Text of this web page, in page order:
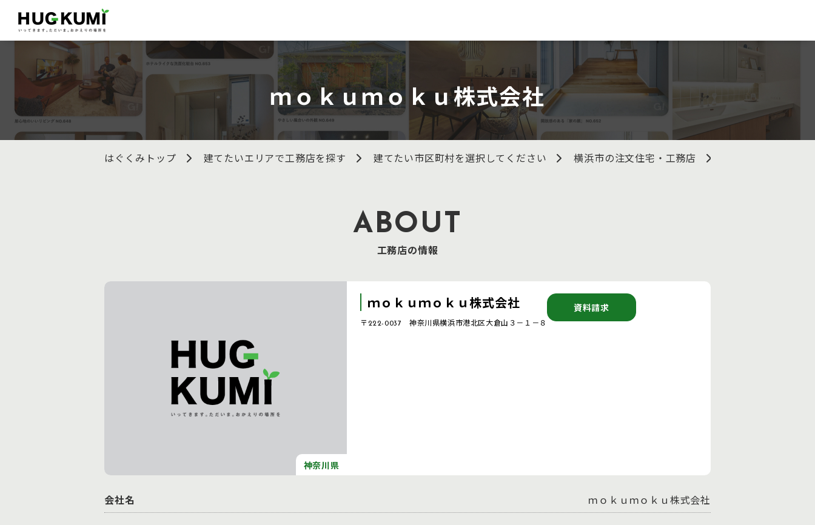
ｍｏｋｕｍｏｋｕ株式会社
はぐくみトップ 建てたいエリアで工務店を探す 建てたい市区町村を選択してください 横浜市の注文住宅・工務店
ABOUT
工務店の情報
神奈川県
ｍｏｋｕｍｏｋｕ株式会社
〒222-0037 神奈川県横浜市港北区大倉山３－１－８
資料請求
会社名 ｍｏｋｕｍｏｋｕ株式会社